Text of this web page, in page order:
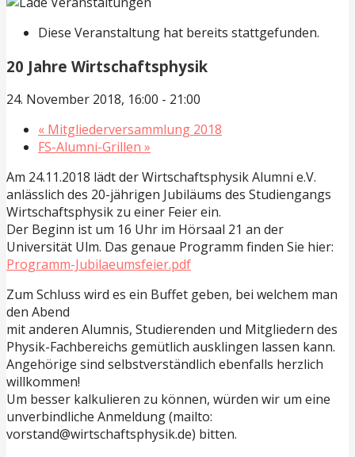
Diese Veranstaltung hat bereits stattgefunden.
20 Jahre Wirtschaftsphysik
24. November 2018, 16:00 - 21:00
« Mitgliederversammlung 2018
FS-Alumni-Grillen »
Am 24.11.2018 lädt der Wirtschaftsphysik Alumni e.V.
anlässlich des 20-jährigen Jubiläums des Studiengangs
Wirtschaftsphysik zu einer Feier ein.
Der Beginn ist um 16 Uhr im Hörsaal 21 an der
Universität Ulm. Das genaue Programm finden Sie hier:
Programm-Jubilaeumsfeier.pdf
Zum Schluss wird es ein Buffet geben, bei welchem man
den Abend
mit anderen Alumnis, Studierenden und Mitgliedern des
Physik-Fachbereichs gemütlich ausklingen lassen kann.
Angehörige sind selbstverständlich ebenfalls herzlich
willkommen!
Um besser kalkulieren zu können, würden wir um eine
unverbindliche Anmeldung (mailto:
vorstand@wirtschaftsphysik.de) bitten.